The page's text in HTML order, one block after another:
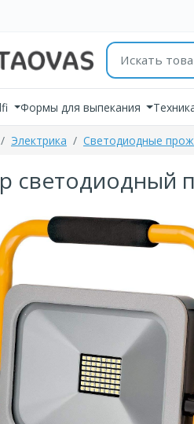
Поиск товаров
Формы для выпекания
Электрика Светодиодные
светодиодный